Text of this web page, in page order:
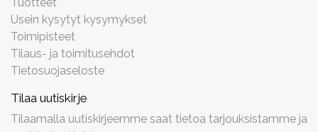
Tuotteet
Usein kysytyt kysymykset
Toimipisteet
Tilaus- ja toimitusehdot
Tietosuojaseloste
Tilaa uutiskirje
Tilaamalla uutiskirjeemme saat tietoa tarjouksistamme ja